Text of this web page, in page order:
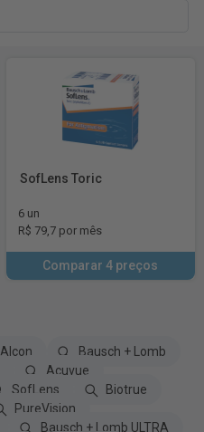
SofLens Toric
6 un
R$ 79,7 por mês
Comparar 4 preços
Alcon
Bausch + Lomb
Acuvue
SofLens
Biotrue
PureVision
Bausch + Lomb ULTRA